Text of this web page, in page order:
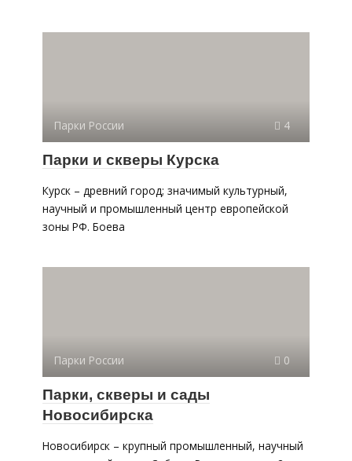
Парки России 4
Парки и скверы Курска
Курск – древний город; значимый культурный,
научный и промышленный центр европейской
зоны РФ. Боева
Парки России 0
Парки, скверы и сады
Новосибирска
Новосибирск – крупный промышленный, научный